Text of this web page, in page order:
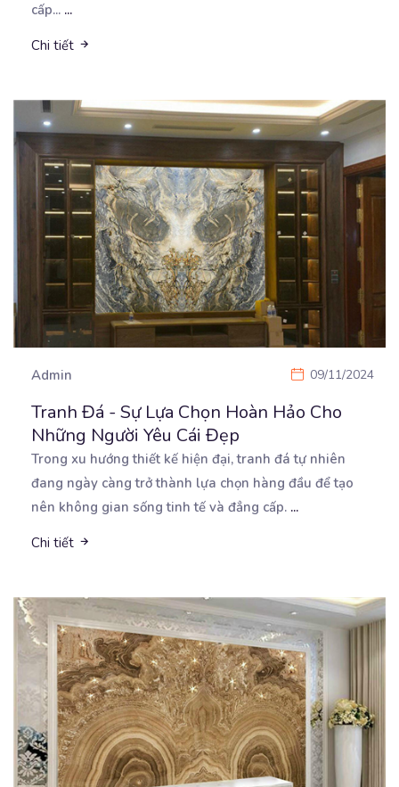
cấp... ...
Chi tiết
Admin 09/11/2024
Tranh Đá - Sự Lựa Chọn Hoàn Hảo Cho
Những Người Yêu Cái Đẹp
Trong xu hướng thiết kế hiện đại, tranh đá tự nhiên
đang ngày càng trở thành lựa chọn hàng đầu để tạo
nên không gian sống tinh tế và đẳng cấp. ...
Chi tiết